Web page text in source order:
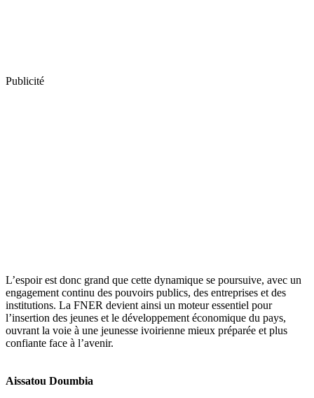
Publicité
L’espoir est donc grand que cette dynamique se poursuive, avec un
engagement continu des pouvoirs publics, des entreprises et des
institutions. La FNER devient ainsi un moteur essentiel pour
l’insertion des jeunes et le développement économique du pays,
ouvrant la voie à une jeunesse ivoirienne mieux préparée et plus
confiante face à l’avenir.
Aissatou Doumbia